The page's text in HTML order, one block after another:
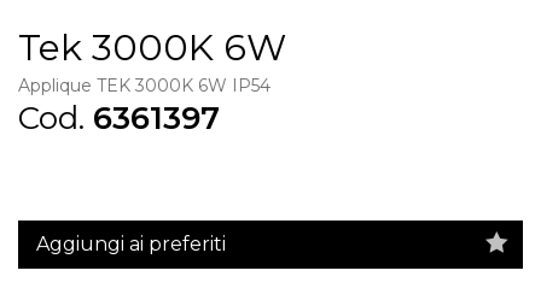
Tek 3000K 6W
Applique TEK 3000K 6W IP54
Cod. 6361397
Aggiungi ai preferiti